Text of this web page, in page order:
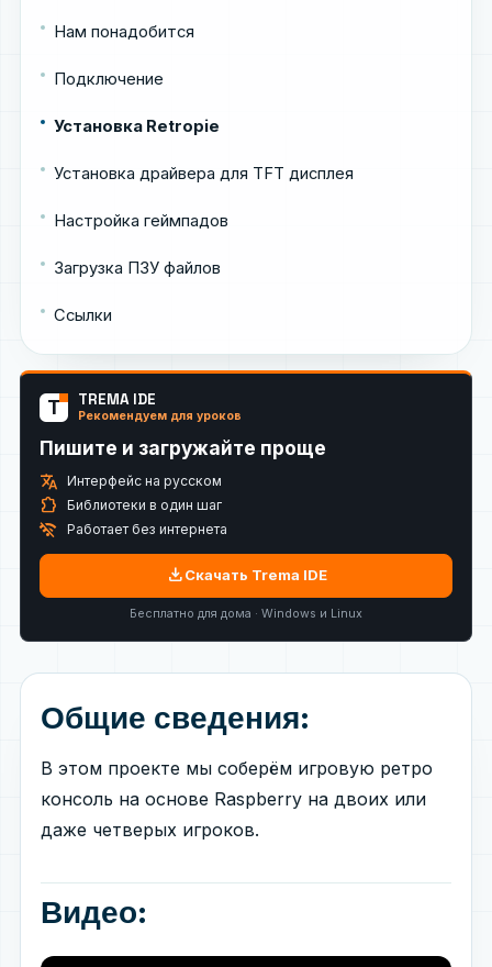
Нам понадобится
Подключение
Установка Retropie
Установка драйвера для TFT дисплея
Настройка геймпадов
Загрузка ПЗУ файлов
Ссылки
T TREMA IDE
Рекомендуем для уроков
Пишите и загружайте проще
translate Интерфейс на русском
extension Библиотеки в один шаг
wifi_off Работает без интернета
downloadСкачать Trema IDE
Бесплатно для дома · Windows и Linux
Общие сведения:
В этом проекте мы соберём игровую ретро
консоль на основе Raspberry на двоих или
даже четверых игроков.
Видео: